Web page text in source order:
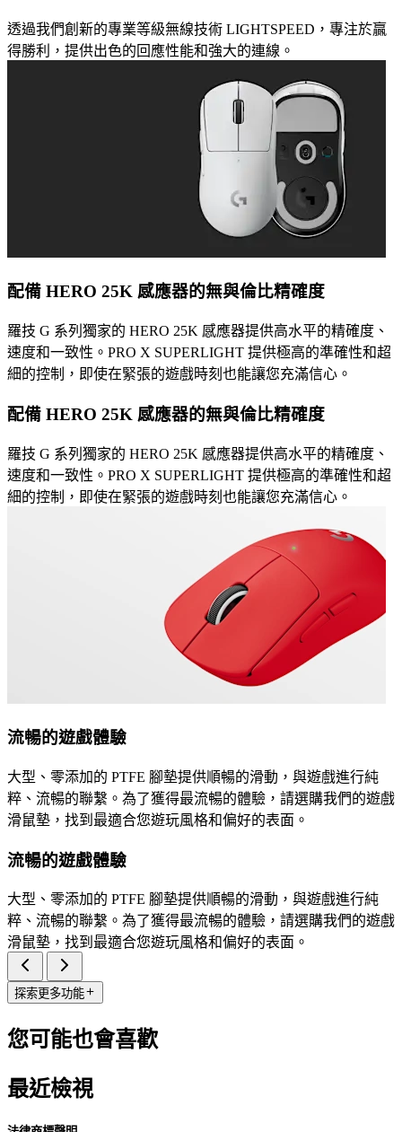
透過我們創新的專業等級無線技術 LIGHTSPEED，專注於贏
得勝利，提供出色的回應性能和強大的連線。
配備 HERO 25K 感應器的無與倫比精確度
羅技 G 系列獨家的 HERO 25K 感應器提供高水平的精確度、
速度和一致性。PRO X SUPERLIGHT 提供極高的準確性和超
細的控制，即使在緊張的遊戲時刻也能讓您充滿信心。
配備 HERO 25K 感應器的無與倫比精確度
羅技 G 系列獨家的 HERO 25K 感應器提供高水平的精確度、
速度和一致性。PRO X SUPERLIGHT 提供極高的準確性和超
細的控制，即使在緊張的遊戲時刻也能讓您充滿信心。
流暢的遊戲體驗
大型、零添加的 PTFE 腳墊提供順暢的滑動，與遊戲進行純
粹、流暢的聯繫。為了獲得最流暢的體驗，請選購我們的遊戲
滑鼠墊，找到最適合您遊玩風格和偏好的表面。
流暢的遊戲體驗
大型、零添加的 PTFE 腳墊提供順暢的滑動，與遊戲進行純
粹、流暢的聯繫。為了獲得最流暢的體驗，請選購我們的遊戲
滑鼠墊，找到最適合您遊玩風格和偏好的表面。
探索更多功能
您可能也會喜歡
最近檢視